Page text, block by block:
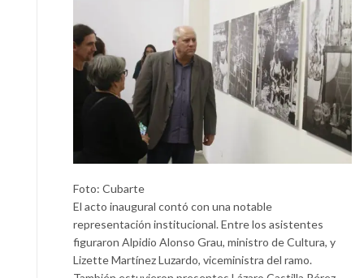
Foto: Cubarte
El acto inaugural contó con una notable
representación institucional. Entre los asistentes
figuraron Alpidio Alonso Grau, ministro de Cultura, y
Lizette Martínez Luzardo, viceministra del ramo.